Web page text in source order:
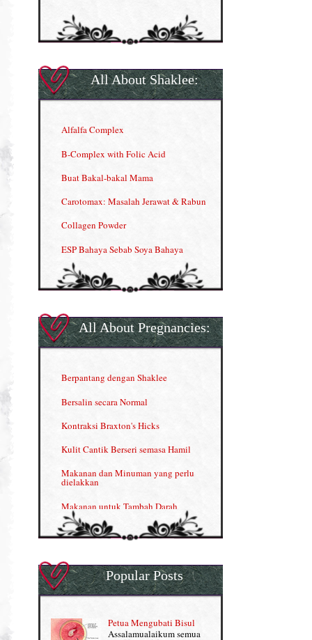
All About Shaklee:
Alfalfa Complex
B-Complex with Folic Acid
Buat Bakal-bakal Mama
Carotomax: Masalah Jerawat & Rabun
Collagen Powder
ESP Bahaya Sebab Soya Bahaya
ESP Produk Shaklee Paling HOT
Gla Complex (II)
Herbal Blend the Magic Cream
Nutrisi untuk Ikhtiar Hamil
OMEGA GUARD
Omega Guard: EPA & DHA for kids
OSTEMATRIX
Pantang Larang dalam Pengambilan
Vitamin
Penjagaan Rambut: Prosante Hair Care
All About Pregnancies:
Berpantang dengan Shaklee
Bersalin secara Normal
Kontraksi Braxton's Hicks
Kulit Cantik Berseri semasa Hamil
Makanan dan Minuman yang perlu
dielakkan
Makanan untuk Tambah Darah
Masalah HB rendah?
Normal VS Czer
Pemakanan Semasa Hamil
Penyusuan Bayi
Popular Posts
Petua Mengubati Bisul
Assalamualaikum semua